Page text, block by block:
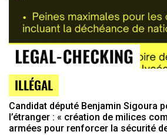
ILLÉGAL
Candidat député Benjamin Sigoura
l’étranger : « création de milices
armées pour renforcer la sécurité